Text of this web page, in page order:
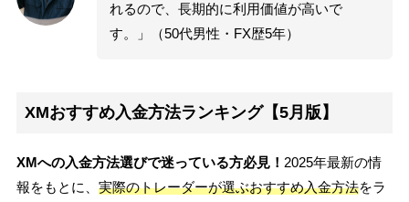
れるので、長期的に利用価値が高いで
す。」（50代男性・FX歴5年）
XMおすすめ入金方法ランキング【5月版】
XMへの入金方法選びで迷っている方必見！ 2025年最新の情
報をもとに、 実際のトレーダーが選ぶおすすめ入金方法をラ